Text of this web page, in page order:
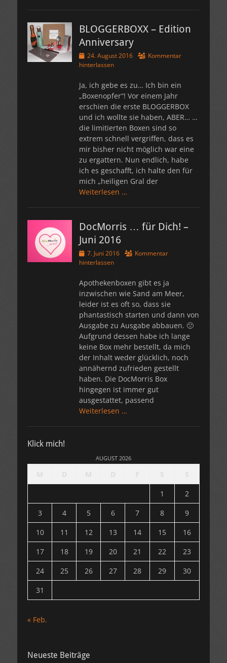
BLOGGERBOXX – Edition
Anniversary
Veröffentlicht
am
24. August 2016
Kommentar
hinterlassen
Ja, ich gebe es zu… Ich bin ein
„Boxenopfer“! Vor einem Jahr
erschien die erste BLOGGERBOX
und ich wollte sie haben, ABER… …
die limitierten Boxen sind so
extrem schnell vergriffen, dass es
mir bisher nicht möglich war eine
zu ergattern. Nun endlich, habe
ich es geschafft, ich halte den für
mich „heiligen Gral der
Weiterlesen …
DocMorris … für Dich! –
Juni 2016
Veröffentlicht
am
7. Juni 2016
Kommentar
hinterlassen
Apothekenboxen gibt es ja
inzwischen wie Sand am Meer,
leider ist es oft so, dass sie
phantastisch starten und dann von
Ausgabe zu Ausgabe abbauen. 🙁
Aufgrund dessen habe ich lange
keine Box mehr bestellt, da mich
der Inhalt weder glücklich, noch
annähernd zufrieden gestellt
haben. Die DocMorris Box
hingegen ist immer gut
ausgestattet, passend
Weiterlesen …
Klick mich!
AUGUST 2026
1
2
3
4 5 6 7 8
9
10
11 12 13 14 15
16
17
18 19 20 21 22
23
24
25 26 27 28 29
30
31
« Feb.
Neueste Beiträge